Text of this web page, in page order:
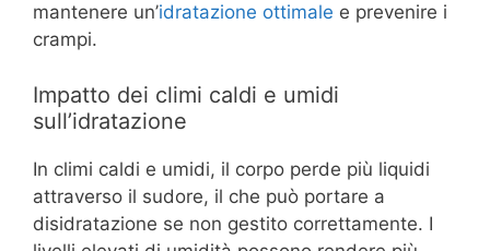
mantenere un’idratazione ottimale e prevenire i
crampi.
Impatto dei climi caldi e umidi
sull’idratazione
In climi caldi e umidi, il corpo perde più liquidi
attraverso il sudore, il che può portare a
disidratazione se non gestito correttamente. I